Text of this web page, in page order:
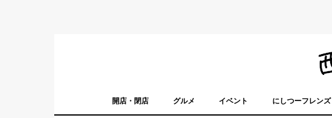
開店・閉店 グルメ イベント にしつーフレンズ